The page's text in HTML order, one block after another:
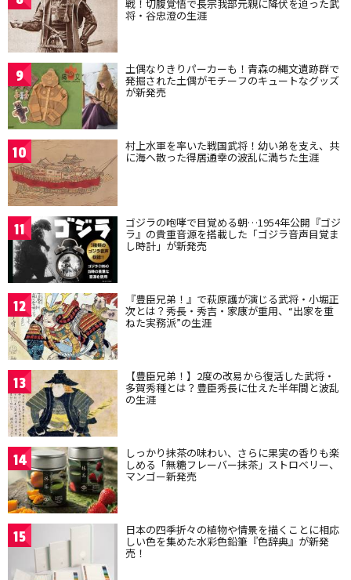
戦！切腹覚悟で長宗我部元親に降伏を迫った武
将・谷忠澄の生涯
9 土偶なりきりパーカーも！青森の縄文遺跡群で
発掘された土偶がモチーフのキュートなグッズ
が新発売
10 村上水軍を率いた戦国武将！幼い弟を支え、共
に海へ散った得居通幸の波乱に満ちた生涯
11 ゴジラの咆哮で目覚める朝…1954年公開『ゴジ
ラ』の貴重音源を搭載した「ゴジラ音声目覚ま
し時計」が新発売
12 『豊臣兄弟！』で萩原護が演じる武将・小堀正
次とは？秀長・秀吉・家康が重用、“出家を重
ねた実務派”の生涯
13 【豊臣兄弟！】2度の改易から復活した武将・
多賀秀種とは？豊臣秀長に仕えた半年間と波乱
の生涯
14 しっかり抹茶の味わい、さらに果実の香りも楽
しめる「無糖フレーバー抹茶」ストロベリー、
マンゴー新発売
15 日本の四季折々の植物や情景を描くことに相応
しい色を集めた水彩色鉛筆『色辞典』が新発
売！